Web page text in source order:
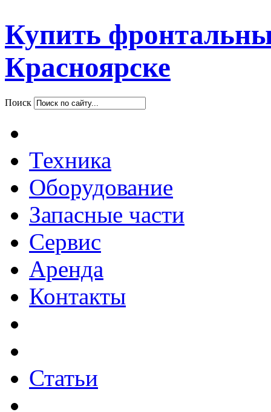
Купить
Красноярске
Поиск
Техника
Оборудование
Запасные части
Сервис
Аренда
Контакты
Статьи